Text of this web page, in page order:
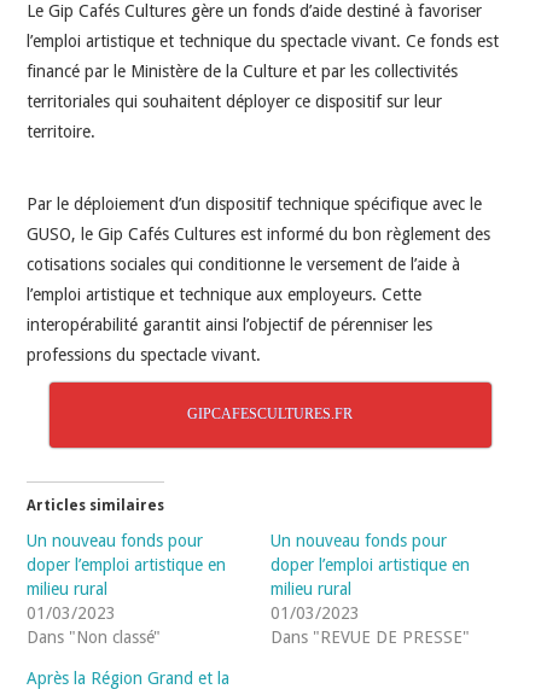
Le Gip Cafés Cultures gère un fonds d’aide destiné à favoriser
l’emploi artistique et technique du spectacle vivant. Ce fonds est
financé par le Ministère de la Culture et par les collectivités
territoriales qui souhaitent déployer ce dispositif sur leur
territoire.
Par le déploiement d’un dispositif technique spécifique avec le
GUSO, le Gip Cafés Cultures est informé du bon règlement des
cotisations sociales qui conditionne le versement de l’aide à
l’emploi artistique et technique aux employeurs. Cette
interopérabilité garantit ainsi l’objectif de pérenniser les
professions du spectacle vivant.
GIPCAFESCULTURES.FR
Articles similaires
Un nouveau fonds pour
doper l’emploi artistique en
milieu rural
01/03/2023
Dans "Non classé"
Un nouveau fonds pour
doper l’emploi artistique en
milieu rural
01/03/2023
Dans "REVUE DE PRESSE"
Après la Région Grand et la